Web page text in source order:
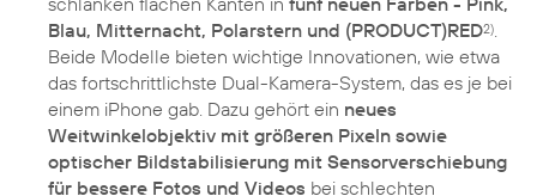
Blau, Mitternacht, Polarstern und (PRODUCT)RED2).
Beide Modelle bieten wichtige Innovationen, wie etwa
das fortschrittlichste Dual-Kamera-System, das es je bei
einem iPhone gab. Dazu gehört ein neues
Weitwinkelobjektiv mit größeren Pixeln sowie
optischer Bildstabilisierung mit Sensorverschiebung
für bessere Fotos und Videos bei schlechten